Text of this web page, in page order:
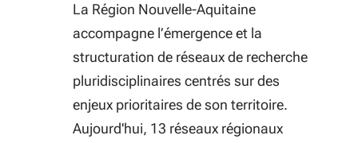
La Région Nouvelle-Aquitaine
accompagne l’émergence et la
structuration de réseaux de recherche
pluridisciplinaires centrés sur des
enjeux prioritaires de son territoire.
Aujourd'hui, 13 réseaux régionaux